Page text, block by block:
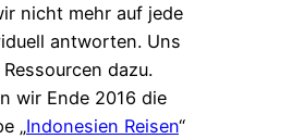
nicht mehr auf jede
antworten. Uns
dazu.
wir Ende 2016 die
„Indonesien Reisen“